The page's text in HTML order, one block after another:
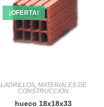
¡OFERTA!
LADRILLOS, MATERIALES DE
CONSTRUCCIÓN
hueco 18x18x33